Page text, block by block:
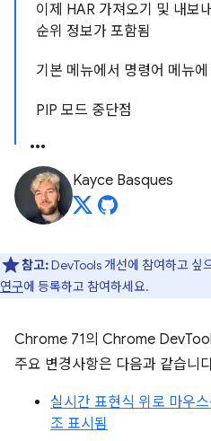
이제 HAR 가져오기 및 내보
순위 정보가 포함됨
기본 메뉴에서 명령어 메뉴
PIP 모드 중단점
Kayce Basques
참고:DevTools 개선에 참여하고 싶
연구에 등록하고 참여하세요.
Chrome 71의 Chrome
주요 변경사항은 다음과 같습니
실시간 표현식 위로 마우
조 표시됨